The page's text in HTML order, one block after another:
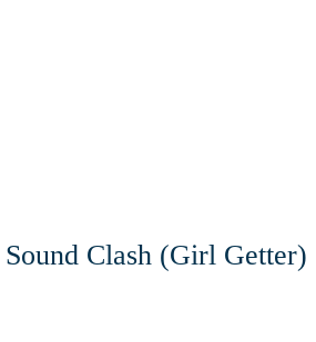
Clash (Girl Getter)